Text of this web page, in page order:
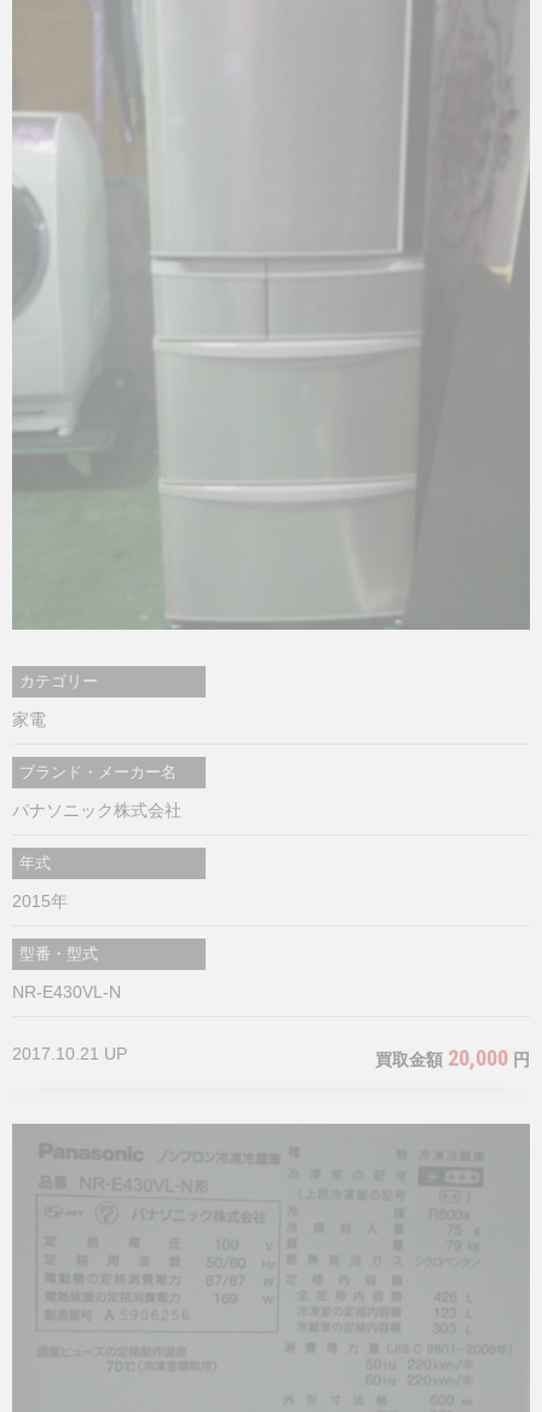
カテゴリー
家電
ブランド・メーカー名
パナソニック株式会社
年式
2015年
型番・型式
NR-E430VL-N
2017.10.21 UP 買取金額 20,000 円